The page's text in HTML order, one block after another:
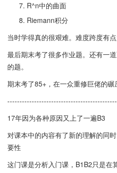
R^n中的曲面
Riemann积分
当时学得真的很艰难。难度跨度有点
最后期末考了很多作业题。还有一
的题。
期末考了85+，在一众重修巨佬的
17年因为各种原因又上了一遍B3
对课本中的内容有了新的理解的同
要性
这门课是分析入门课，B1B2只是在